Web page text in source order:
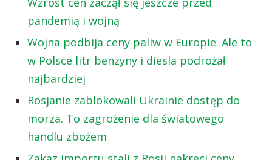
pandemią i wojną
Wojna podbija ceny paliw w Europie. Ale to
w Polsce litr benzyny i diesla podrożał
najbardziej
Rosjanie zablokowali Ukrainie dostęp do
morza. To zagrożenie dla światowego
handlu zbożem